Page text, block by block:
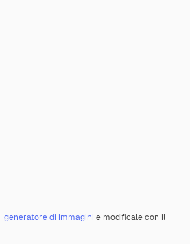
generatore di immagini e modificale con il